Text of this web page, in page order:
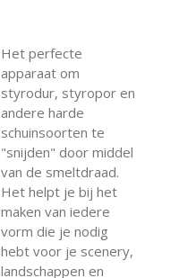
Het perfecte
apparaat om
styrodur, styropor en
andere harde
schuinsoorten te
"snijden" door middel
van de smeltdraad.
Het helpt je bij het
maken van iedere
vorm die je nodig
hebt voor je scenery,
landschappen en